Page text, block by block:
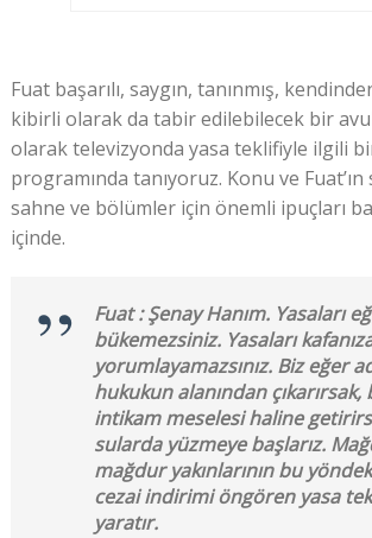
Fuat başarılı, saygın, tanınmış,
kibirli olarak da tabir edilebilecek bir
olarak televizyonda yasa teklifiyle ilgili
programında tanıyoruz. Konu ve
sahne ve bölümler için önemli ipuçları
içinde.
Fuat : Şenay Hanım. Yasaları
bükemezsiniz. Yasaları
yorumlayamazsınız. Biz eğer
hukukun alanından
intikam meselesi haline
sularda yüzmeye başlarız.
mağdur yakınlarının bu
cezai indirimi öngören yasa
yaratır.